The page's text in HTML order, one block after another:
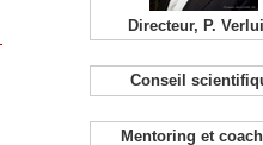
Directeur, P.
Conseil
Mentoring et